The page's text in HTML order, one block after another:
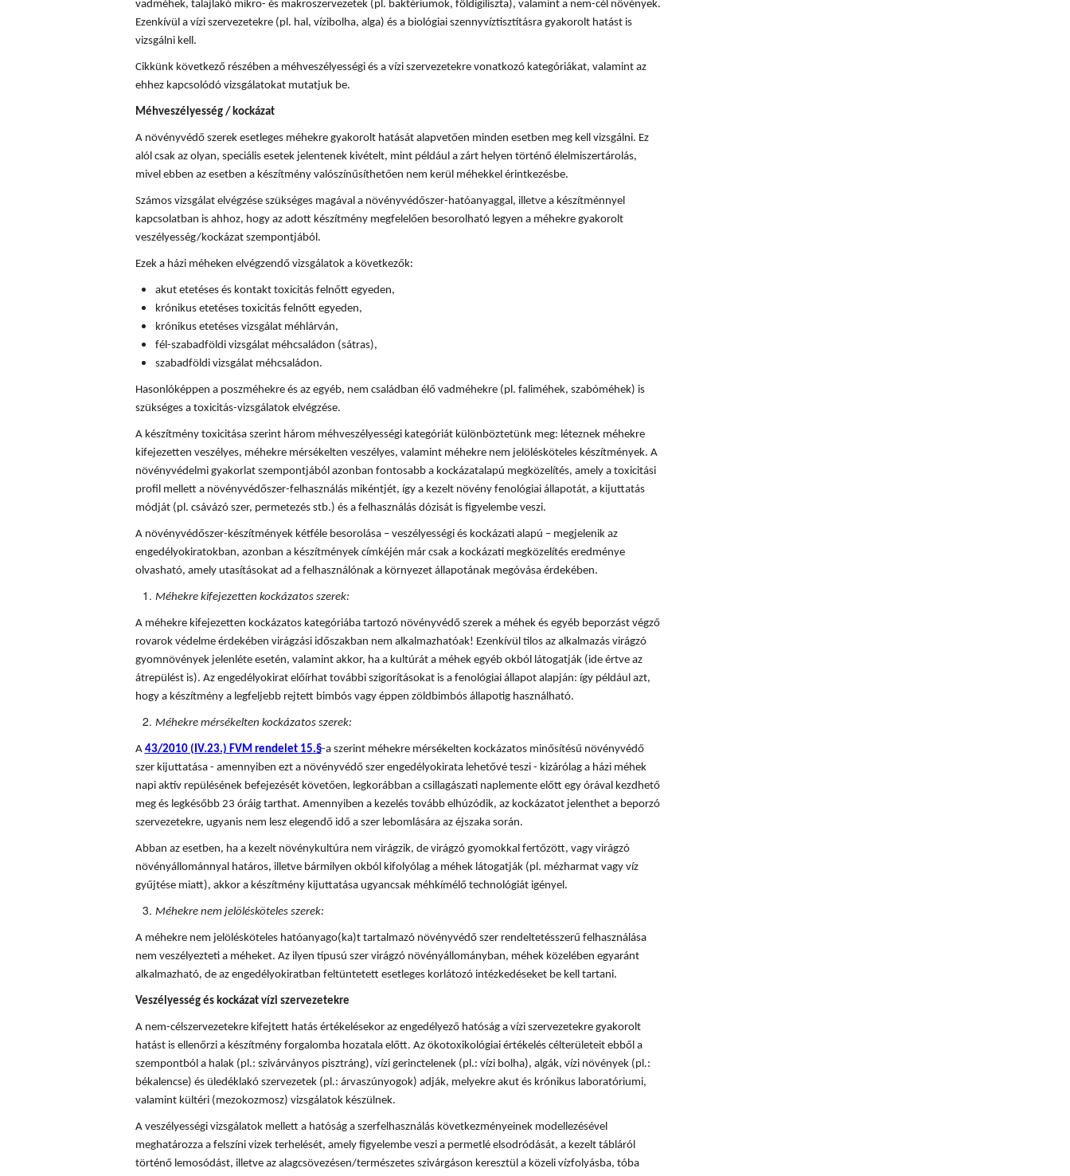
vadméhek, talajlakó mikro- és makroszervezetek (pl. baktériumok, földigiliszta), valamint a nem-cél növények.
Ezenkívül a vízi szervezetekre (pl. hal, vízibolha, alga) és a biológiai szennyvíztisztításra gyakorolt hatást is
vizsgálni kell.
Cikkünk következő részében a méhveszélyességi és a vízi szervezetekre vonatkozó kategóriákat, valamint az
ehhez kapcsolódó vizsgálatokat mutatjuk be.
Méhveszélyesség / kockázat
A növényvédő szerek esetleges méhekre gyakorolt hatását alapvetően minden esetben meg kell vizsgálni. Ez
alól csak az olyan, speciális esetek jelentenek kivételt, mint például a zárt helyen történő élelmiszertárolás,
mivel ebben az esetben a készítmény valószínűsíthetően nem kerül méhekkel érintkezésbe.
Számos vizsgálat elvégzése szükséges magával a növényvédőszer-hatóanyaggal, illetve a készítménnyel
kapcsolatban is ahhoz, hogy az adott készítmény megfelelően besorolható legyen a méhekre gyakorolt
veszélyesség/kockázat szempontjából.
Ezek a házi méheken elvégzendő vizsgálatok a következők:
akut etetéses és kontakt toxicitás felnőtt egyeden,
krónikus etetéses toxicitás felnőtt egyeden,
krónikus etetéses vizsgálat méhlárván,
fél-szabadföldi vizsgálat méhcsaládon (sátras),
szabadföldi vizsgálat méhcsaládon.
Hasonlóképpen a poszméhekre és az egyéb, nem családban élő vadméhekre (pl. faliméhek, szabóméhek) is
szükséges a toxicitás-vizsgálatok elvégzése.
A készítmény toxicitása szerint három méhveszélyességi kategóriát különböztetünk meg: léteznek méhekre
kifejezetten veszélyes, méhekre mérsékelten veszélyes, valamint méhekre nem jelölésköteles készítmények. A
növényvédelmi gyakorlat szempontjából azonban fontosabb a kockázatalapú megközelítés, amely a toxicitási
profil mellett a növényvédőszer-felhasználás mikéntjét, így a kezelt növény fenológiai állapotát, a kijuttatás
módját (pl. csávázó szer, permetezés stb.) és a felhasználás dózisát is figyelembe veszi.
A növényvédőszer-készítmények kétféle besorolása – veszélyességi és kockázati alapú – megjelenik az
engedélyokiratokban, azonban a készítmények címkéjén már csak a kockázati megközelítés eredménye
olvasható, amely utasításokat ad a felhasználónak a környezet állapotának megóvása érdekében.
Méhekre kifejezetten kockázatos szerek:
A méhekre kifejezetten kockázatos kategóriába tartozó növényvédő szerek a méhek és egyéb beporzást végző
rovarok védelme érdekében virágzási időszakban nem alkalmazhatóak! Ezenkívül tilos az alkalmazás virágzó
gyomnövények jelenléte esetén, valamint akkor, ha a kultúrát a méhek egyéb okból látogatják (ide értve az
átrepülést is). Az engedélyokirat előírhat további szigorításokat is a fenológiai állapot alapján: így például azt,
hogy a készítmény a legfeljebb rejtett bimbós vagy éppen zöldbimbós állapotig használható.
Méhekre mérsékelten kockázatos szerek:
A 43/2010 (IV.23.) FVM rendelet 15.§-a szerint méhekre mérsékelten kockázatos minősítésű növényvédő
szer kijuttatása - amennyiben ezt a növényvédő szer engedélyokirata lehetővé teszi - kizárólag a házi méhek
napi aktív repülésének befejezését követően, legkorábban a csillagászati naplemente előtt egy órával kezdhető
meg és legkésőbb 23 óráig tarthat. Amennyiben a kezelés tovább elhúzódik, az kockázatot jelenthet a beporzó
szervezetekre, ugyanis nem lesz elegendő idő a szer lebomlására az éjszaka során.
Abban az esetben, ha a kezelt növénykultúra nem virágzik, de virágzó gyomokkal fertőzött, vagy virágzó
növényállománnyal határos, illetve bármilyen okból kifolyólag a méhek látogatják (pl. mézharmat vagy víz
gyűjtése miatt), akkor a készítmény kijuttatása ugyancsak méhkímélő technológiát igényel.
Méhekre nem jelölésköteles szerek:
A méhekre nem jelölésköteles hatóanyago(ka)t tartalmazó növényvédő szer rendeltetésszerű felhasználása
nem veszélyezteti a méheket. Az ilyen típusú szer virágzó növényállományban, méhek közelében egyaránt
alkalmazható, de az engedélyokiratban feltüntetett esetleges korlátozó intézkedéseket be kell tartani.
Veszélyesség és kockázat vízi szervezetekre
A nem-célszervezetekre kifejtett hatás értékelésekor az engedélyező hatóság a vízi szervezetekre gyakorolt
hatást is ellenőrzi a készítmény forgalomba hozatala előtt. Az ökotoxikológiai értékelés célterületeit ebből a
szempontból a halak (pl.: szivárványos pisztráng), vízi gerinctelenek (pl.: vízi bolha), algák, vízi növények (pl.:
békalencse) és üledéklakó szervezetek (pl.: árvaszúnyogok) adják, melyekre akut és krónikus laboratóriumi,
valamint kültéri (mezokozmosz) vizsgálatok készülnek.
A veszélyességi vizsgálatok mellett a hatóság a szerfelhasználás következményeinek modellezésével
meghatározza a felszíni vizek terhelését, amely figyelembe veszi a permetlé elsodródását, a kezelt tábláról
történő lemosódást, illetve az alagcsövezésen/természetes szivárgáson keresztül a közeli vízfolyásba, tóba